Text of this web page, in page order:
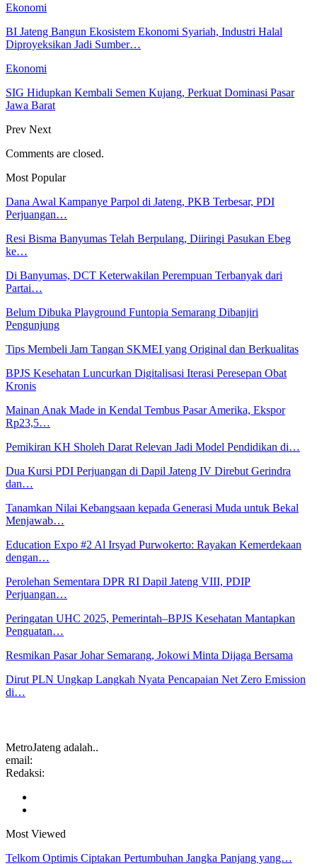
Ekonomi
BI Jateng Bangun Ekosistem Ekonomi Syariah, Industri Halal
Diproyeksikan Jadi Sumber…
Ekonomi
SIG Hidupkan Kembali Semen Kujang, Perkuat Dominasi Pasar
Jawa Barat
Prev Next
Comments are closed.
Most Popular
Dana Awal Kampanye Parpol di Jateng, PKB Terbesar, PDI
Perjuangan…
Resi Bisma Banyumas Telah Berpulang, Diiringi Pasukan Ebeg
ke…
Di Banyumas, DCT Keterwakilan Perempuan Terbanyak dari
Partai…
Belum Dibuka Playground Funtopia Semarang Dibanjiri
Pengunjung
Tips Membeli Jam Tangan SKMEI yang Original dan Berkualitas
BPJS Kesehatan Luncurkan Digitalisasi Iterasi Peresepan Obat
Kronis
Mainan Anak Made in Kendal Tembus Pasar Amerika, Ekspor
Rp23,5…
Pemikiran KH Sholeh Darat Relevan Jadi Model Pendidikan di…
Dua Kursi PDI Perjuangan di Dapil Jateng IV Direbut Gerindra
dan…
Tanamkan Nilai Kebangsaan kepada Generasi Muda untuk Bekal
Menjawab…
Education Expo #2 Al Irsyad Purwokerto: Rayakan Kemerdekaan
dengan…
Perolehan Sementara DPR RI Dapil Jateng VIII, PDIP
Perjuangan…
Peringatan UHC 2025, Pemerintah–BPJS Kesehatan Mantapkan
Penguatan…
Resmikan Pasar Johar Semarang, Jokowi Minta Dijaga Bersama
Dirut PLN Ungkap Langkah Nyata Pencapaian Net Zero Emission
di…
MetroJateng adalah..
email:
Redaksi:
Most Viewed
Telkom Optimis Ciptakan Pertumbuhan Jangka Panjang yang…